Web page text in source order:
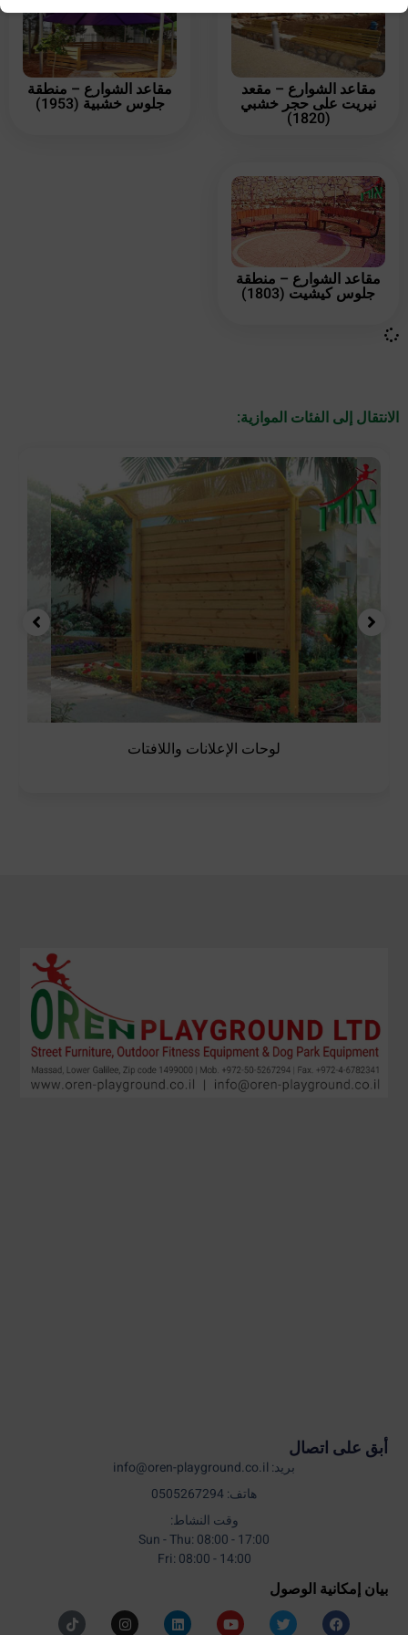
مقاعد الشوارع – مقعد
نيريت على حجر خشبي
(1820)
مقاعد الشوارع – منطقة
جلوس خشبية (1953)
مقاعد الشوارع – منطقة
جلوس كيشيت (1803)
الانتقال إلى الفئات الموازية:
لوحات الإعلانات واللافتات
أبق على اتصال
بريد: info@oren-playground.co.il
هاتف: 0505267294
وقت النشاط:
Sun - Thu: 08:00 - 17:00
Fri: 08:00 - 14:00
بيان إمكانية الوصول